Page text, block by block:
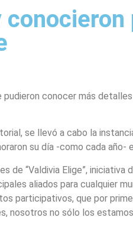
conocer más
se llevó a cabo la
su día -como cada año-
de “Valdivia Elige”,
aliados para cualquier
participativos, que por
nosotros no sólo los